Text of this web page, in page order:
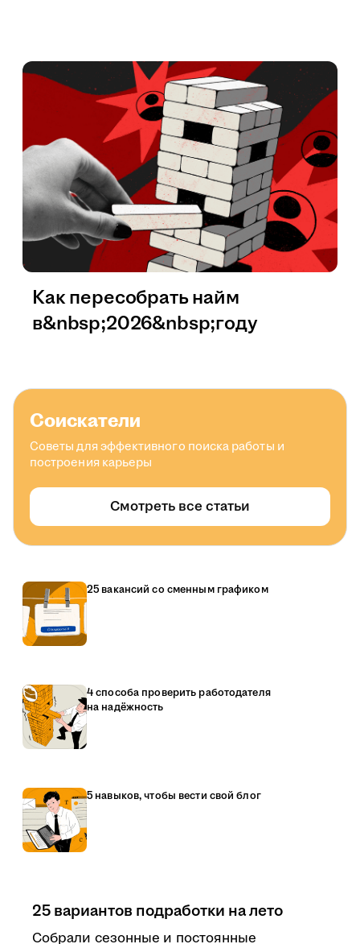
Как пересобрать найм
в&nbsp;2026&nbsp;году
Соискатели
Советы для эффективного поиска работы и
построения карьеры
Смотреть все статьи
25 вакансий со сменным графиком
4 способа проверить работодателя
на надёжность
5 навыков, чтобы вести свой блог
25 вариантов подработки на лето
Собрали сезонные и постоянные